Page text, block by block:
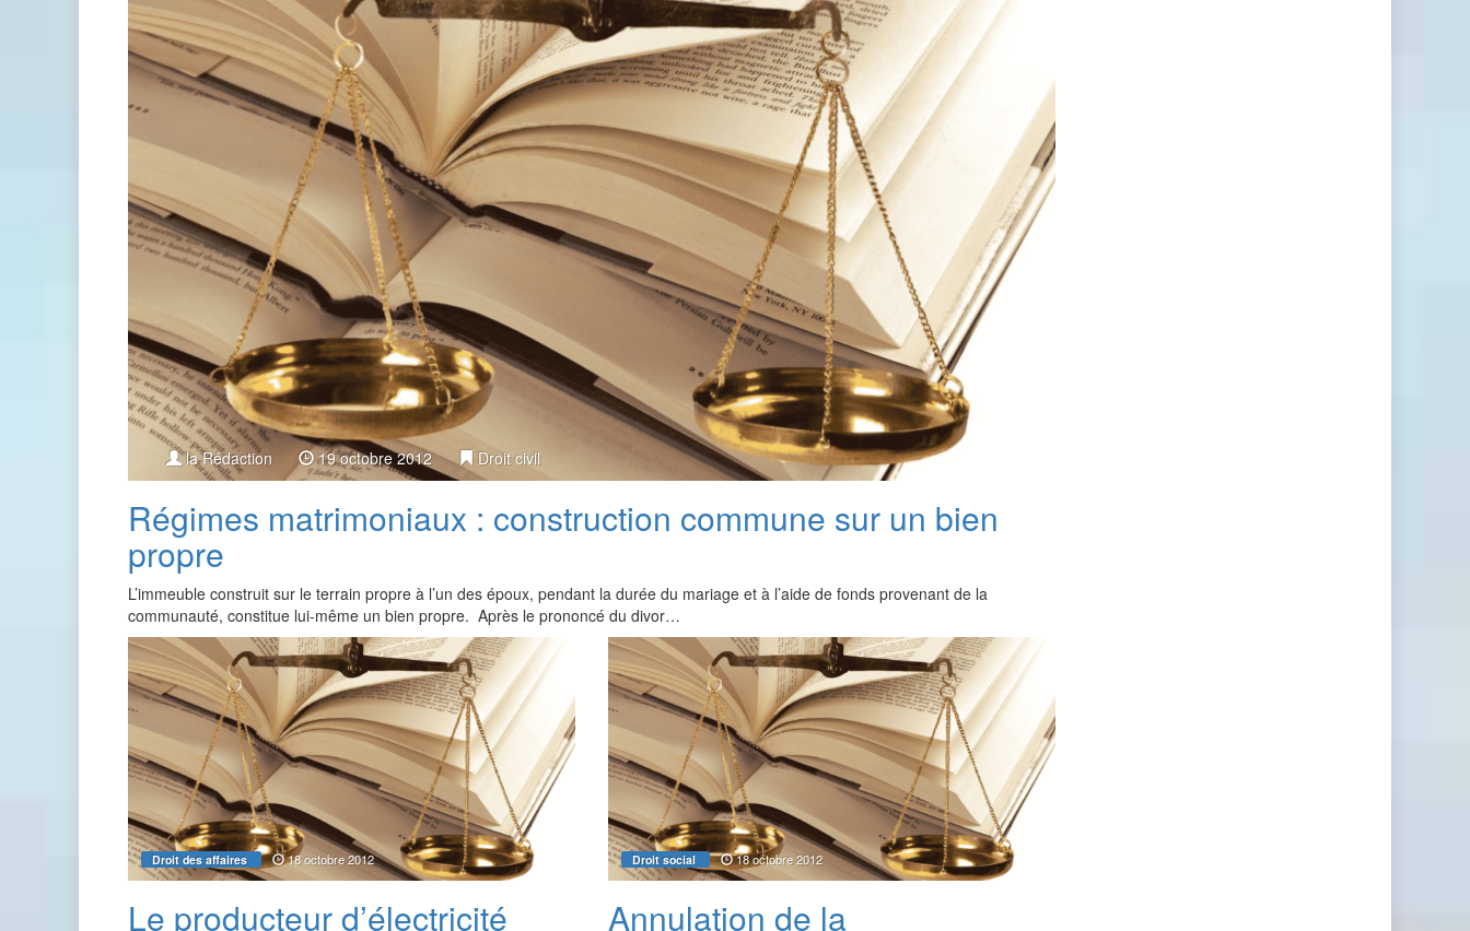
la Rédaction 19 octobre 2012 Droit civil
Régimes matrimoniaux : construction commune sur un bien
propre
L’immeuble construit sur le terrain propre à l’un des époux, pendant la durée du mariage et à l’aide de fonds provenant de la
communauté, constitue lui-même un bien propre. Après le prononcé du divor…
Droit des affaires 18 octobre 2012
Le producteur d’électricité
Droit social 18 octobre 2012
Annulation de la